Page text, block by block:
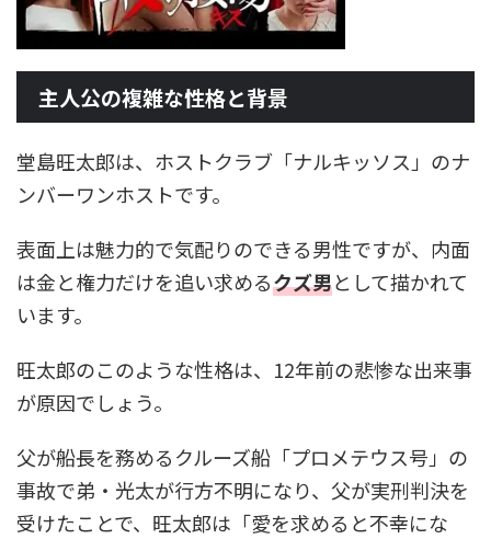
主人公の複雑な性格と背景
堂島旺太郎は、ホストクラブ「ナルキッソス」のナ
ンバーワンホストです。
表面上は魅力的で気配りのできる男性ですが、内面
は金と権力だけを追い求めるクズ男として描かれて
います。
旺太郎のこのような性格は、12年前の悲惨な出来事
が原因でしょう。
父が船長を務めるクルーズ船「プロメテウス号」の
事故で弟・光太が行方不明になり、父が実刑判決を
受けたことで、旺太郎は「愛を求めると不幸にな